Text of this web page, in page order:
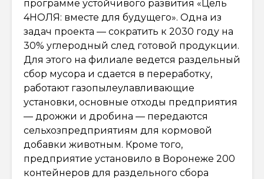
программе устойчивого развития «Цель
4НОЛЯ: вместе для будущего». Одна из
задач проекта — сократить к 2030 году на
30% углеродный след готовой продукции.
Для этого на филиале ведется раздельный
сбор мусора и сдается в переработку,
работают газопылеулавливающие
установки, основные отходы предприятия
— дрожжи и дробина — передаются
сельхозпредприятиям для кормовой
добавки животным. Кроме того,
предприятие установило в Воронеже 200
контейнеров для раздельного сбора